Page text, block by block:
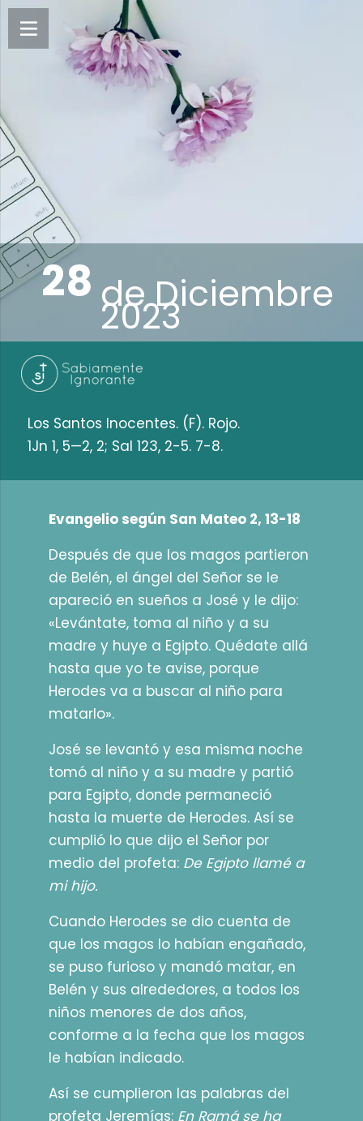
28 deDiciembre
2023
Los Santos Inocentes. (F). Rojo.
1Jn 1, 5—2, 2; Sal 123, 2-5. 7-8.
Evangelio según San Mateo 2, 13-18
Después de que los magos partieron
de Belén, el ángel del Señor se le
apareció en sueños a José y le dijo:
«Levántate, toma al niño y a su
madre y huye a Egipto. Quédate allá
hasta que yo te avise, porque
Herodes va a buscar al niño para
matarlo».
José se levantó y esa misma noche
tomó al niño y a su madre y partió
para Egipto, donde permaneció
hasta la muerte de Herodes. Así se
cumplió lo que dijo el Señor por
medio del profeta: De Egipto llamé a
mi hijo.
Cuando Herodes se dio cuenta de
que los magos lo habían engañado,
se puso furioso y mandó matar, en
Belén y sus alrededores, a todos los
niños menores de dos años,
conforme a la fecha que los magos
le habían indicado.
Así se cumplieron las palabras del
profeta Jeremías: En Ramá se ha